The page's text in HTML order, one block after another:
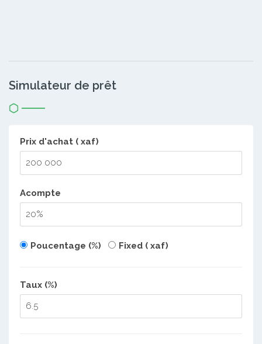
Simulateur de prêt
Prix d'achat ( xaf)
Acompte
Poucentage (%) Fixed ( xaf)
Taux (%)